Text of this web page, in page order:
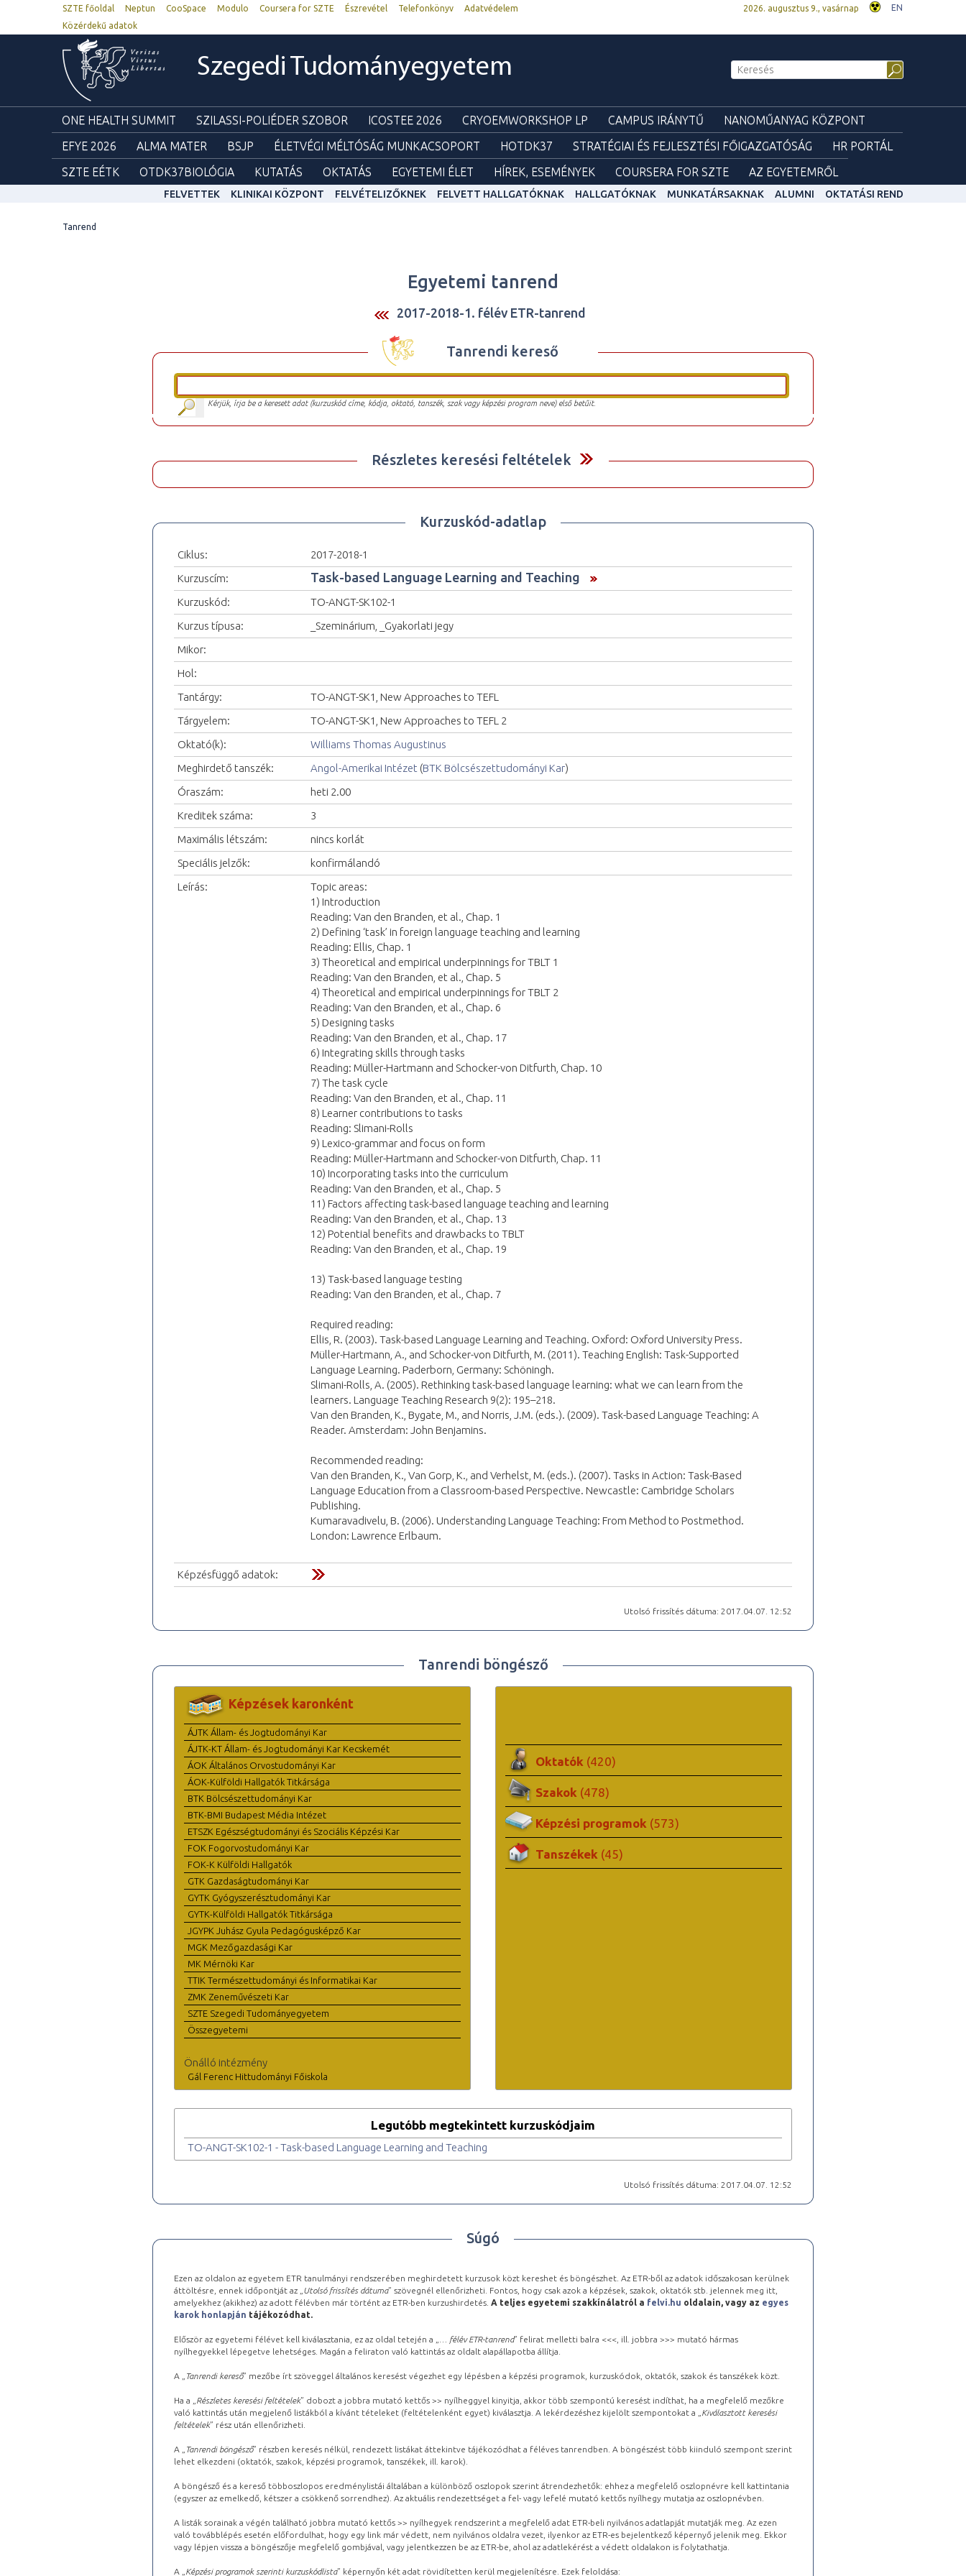
SZTE főoldal Neptun CooSpace Modulo Coursera for SZTE Észrevétel Telefonkönyv
Adatvédelem
Közérdekű adatok
2026. augusztus 9., vasárnap EN
Szegedi Tudományegyetem
ONE HEALTH SUMMIT SZILASSI-POLIÉDER SZOBOR ICOSTEE 2026 CRYOEMWORKSHOP LP CAMPUS IRÁNYTŰ
NANOMŰANYAG KÖZPONT
EFYE 2026
ALMA MATER BSJP ÉLETVÉGI MÉLTÓSÁG MUNKACSOPORT HOTDK37 STRATÉGIAI ÉS FEJLESZTÉSI FŐIGAZGATÓSÁG
HR PORTÁL
SZTE EÉTK
OTDK37BIOLÓGIA KUTATÁS OKTATÁS EGYETEMI ÉLET HÍREK, ESEMÉNYEK COURSERA FOR SZTE AZ EGYETEMRŐL
FELVETTEK KLINIKAI KÖZPONT FELVÉTELIZŐKNEK FELVETT HALLGATÓKNAK HALLGATÓKNAK MUNKATÁRSAKNAK ALUMNI OKTATÁSI REND
Tanrend
Egyetemi tanrend
2017-2018-1. félév ETR-tanrend
Tanrendi kereső
Kérjük, írja be a keresett adat (kurzuskód címe, kódja, oktató, tanszék, szak vagy képzési program neve) első betűit.
Részletes keresési feltételek
Kurzuskód-adatlap
Ciklus:
2017-2018-1
Kurzuscím:
Task-based Language Learning and Teaching
Kurzuskód:
TO-ANGT-SK102-1
Kurzus típusa:
_Szeminárium, _Gyakorlati jegy
Mikor:
Hol:
Tantárgy:
TO-ANGT-SK1, New Approaches to TEFL
Tárgyelem:
TO-ANGT-SK1, New Approaches to TEFL 2
Oktató(k):
Williams Thomas Augustinus
Meghirdető tanszék:
Angol-Amerikai Intézet (BTK Bölcsészettudományi Kar)
Óraszám:
heti 2.00
Kreditek száma:
3
Maximális létszám:
nincs korlát
Speciális jelzők:
konfirmálandó
Leírás:
Topic areas:
1) Introduction
Reading: Van den Branden, et al., Chap. 1
2) Defining ‘task’ in foreign language teaching and learning
Reading: Ellis, Chap. 1
3) Theoretical and empirical underpinnings for TBLT 1
Reading: Van den Branden, et al., Chap. 5
4) Theoretical and empirical underpinnings for TBLT 2
Reading: Van den Branden, et al., Chap. 6
5) Designing tasks
Reading: Van den Branden, et al., Chap. 17
6) Integrating skills through tasks
Reading: Müller-Hartmann and Schocker-von Ditfurth, Chap. 10
7) The task cycle
Reading: Van den Branden, et al., Chap. 11
8) Learner contributions to tasks
Reading: Slimani-Rolls
9) Lexico-grammar and focus on form
Reading: Müller-Hartmann and Schocker-von Ditfurth, Chap. 11
10) Incorporating tasks into the curriculum
Reading: Van den Branden, et al., Chap. 5
11) Factors affecting task-based language teaching and learning
Reading: Van den Branden, et al., Chap. 13
12) Potential benefits and drawbacks to TBLT
Reading: Van den Branden, et al., Chap. 19
13) Task-based language testing
Reading: Van den Branden, et al., Chap. 7
Required reading:
Ellis, R. (2003). Task-based Language Learning and Teaching. Oxford: Oxford University Press.
Müller-Hartmann, A., and Schocker-von Ditfurth, M. (2011). Teaching English: Task-Supported
Language Learning. Paderborn, Germany: Schöningh.
Slimani-Rolls, A. (2005). Rethinking task-based language learning: what we can learn from the
learners. Language Teaching Research 9(2): 195–218.
Van den Branden, K., Bygate, M., and Norris, J.M. (eds.). (2009). Task-based Language Teaching: A
Reader. Amsterdam: John Benjamins.
Recommended reading:
Van den Branden, K., Van Gorp, K., and Verhelst, M. (eds.). (2007). Tasks in Action: Task-Based
Language Education from a Classroom-based Perspective. Newcastle: Cambridge Scholars
Publishing.
Kumaravadivelu, B. (2006). Understanding Language Teaching: From Method to Postmethod.
London: Lawrence Erlbaum.
Képzésfüggő adatok:
Utolsó frissítés dátuma: 2017.04.07. 12:52
Tanrendi böngésző
Képzések karonként
ÁJTK Állam- és Jogtudományi Kar
ÁJTK-KT Állam- és Jogtudományi Kar Kecskemét
ÁOK Általános Orvostudományi Kar
ÁOK-Külföldi Hallgatók Titkársága
BTK Bölcsészettudományi Kar
BTK-BMI Budapest Média Intézet
ETSZK Egészségtudományi és Szociális Képzési Kar
FOK Fogorvostudományi Kar
FOK-K Külföldi Hallgatók
GTK Gazdaságtudományi Kar
GYTK Gyógyszerésztudományi Kar
GYTK-Külföldi Hallgatók Titkársága
JGYPK Juhász Gyula Pedagógusképző Kar
MGK Mezőgazdasági Kar
MK Mérnöki Kar
TTIK Természettudományi és Informatikai Kar
ZMK Zeneművészeti Kar
SZTE Szegedi Tudományegyetem
Összegyetemi
Önálló intézmény
Gál Ferenc Hittudományi Főiskola
Oktatók (420)
Szakok (478)
Képzési programok (573)
Tanszékek (45)
Legutóbb megtekintett kurzuskódjaim
TO-ANGT-SK102-1 - Task-based Language Learning and Teaching
Utolsó frissítés dátuma: 2017.04.07. 12:52
Súgó
Ezen az oldalon az egyetem ETR tanulmányi rendszerében meghirdetett kurzusok közt kereshet és böngészhet. Az ETR-ből az adatok időszakosan kerülnek
áttöltésre, ennek időpontját az „ Utolsó frissítés dátuma” szövegnél ellenőrizheti. Fontos, hogy csak azok a képzések, szakok, oktatók stb. jelennek meg itt,
amelyekhez (akikhez) az adott félévben már történt az ETR-ben kurzushirdetés. A teljes egyetemi szakkínálatról a felvi.hu oldalain, vagy az egyes
karok honlapján tájékozódhat.
Először az egyetemi félévet kell kiválasztania, ez az oldal tetején a „ … félév ETR-tanrend” felirat melletti balra <<<, ill. jobbra >>> mutató hármas
nyílhegyekkel lépegetve lehetséges. Magán a feliraton való kattintás az oldalt alapállapotba állítja.
A „ Tanrendi kereső” mezőbe írt szöveggel általános keresést végezhet egy lépésben a képzési programok, kurzuskódok, oktatók, szakok és tanszékek közt.
Ha a „ Részletes keresési feltételek” dobozt a jobbra mutató kettős >> nyílheggyel kinyitja, akkor több szempontú keresést indíthat, ha a megfelelő mezőkre
való kattintás után megjelenő listákból a kívánt tételeket (feltételenként egyet) kiválasztja. A lekérdezéshez kijelölt szempontokat a „ Kiválasztott keresési
feltételek” rész után ellenőrizheti.
A „ Tanrendi böngésző” részben keresés nélkül, rendezett listákat áttekintve tájékozódhat a féléves tanrendben. A böngészést több kiinduló szempont szerint
lehet elkezdeni (oktatók, szakok, képzési programok, tanszékek, ill. karok).
A böngésző és a kereső többoszlopos eredménylistái általában a különböző oszlopok szerint átrendezhetők: ehhez a megfelelő oszlopnévre kell kattintania
(egyszer az emelkedő, kétszer a csökkenő sorrendhez). Az aktuális rendezettséget a fel- vagy lefelé mutató kettős nyílhegy mutatja az oszlopnévben.
A listák sorainak a végén található jobbra mutató kettős >> nyílhegyek rendszerint a megfelelő adat ETR-beli nyilvános adatlapját mutatják meg. Az ezen
való továbblépés esetén előfordulhat, hogy egy link már védett, nem nyilvános oldalra vezet, ilyenkor az ETR-es bejelentkező képernyő jelenik meg. Ekkor
vagy lépjen vissza a böngészője megfelelő gombjával, vagy jelentkezzen be az ETR-be, ahol az adatlekérést a védett oldalakon is folytathatja.
A „ Képzési programok szerinti kurzuskódlista” képernyőn két adat rövidítetten kerül megjelenítésre. Ezek feloldása: